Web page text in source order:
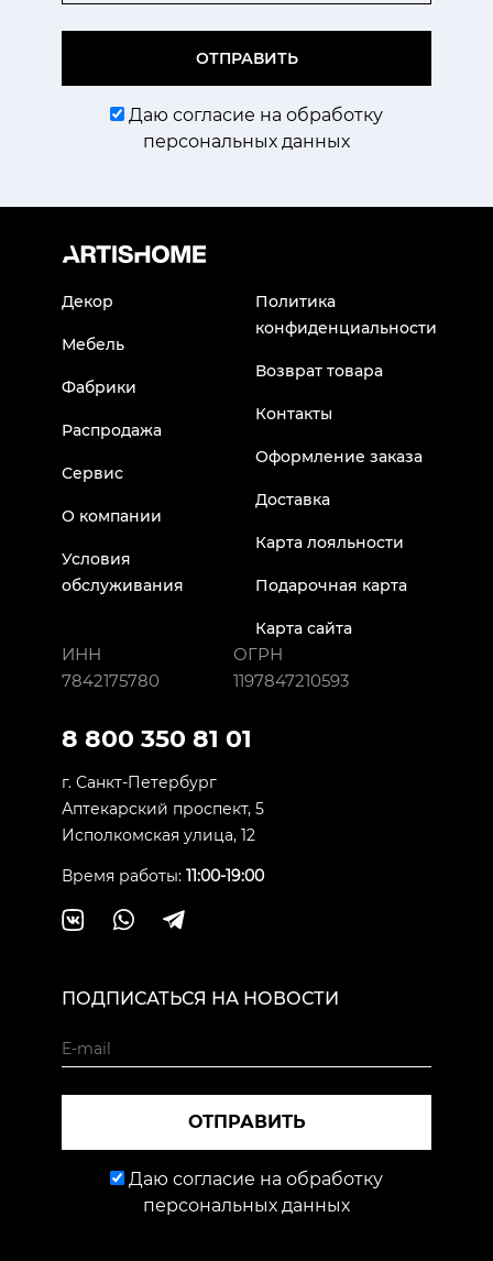
ОТПРАВИТЬ
Даю согласие на обработку
персональных данных
Декор
Мебель
Фабрики
Распродажа
Сервис
О компании
Условия
обслуживания
Политика
конфиденциальности
Возврат товара
Контакты
Оформление заказа
Доставка
Карта лояльности
Подарочная карта
Карта сайта
ИНН
7842175780
ОГРН
1197847210593
8 800 350 81 01
г. Санкт-Петербург
Аптекарский проспект, 5
Исполкомская улица, 12
Время работы: 11:00-19:00
ПОДПИСАТЬСЯ НА НОВОСТИ
ОТПРАВИТЬ
Даю согласие на обработку
персональных данных